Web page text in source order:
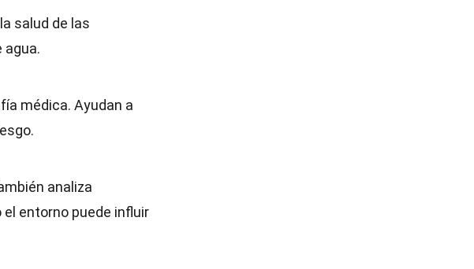
salud de las
agua.
médica. Ayudan a
analiza
entorno puede influir